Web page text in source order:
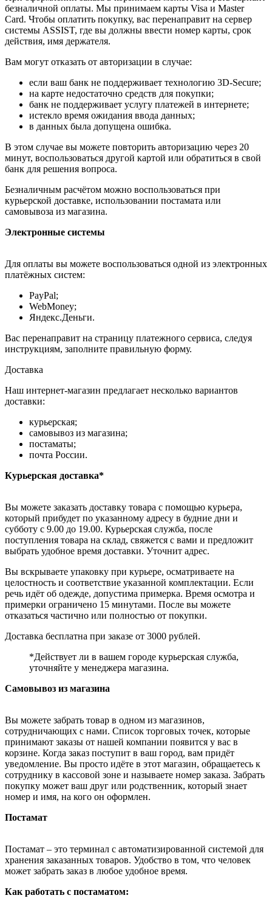
безналичной оплаты. Мы принимаем карты Visa и Master
Card. Чтобы оплатить покупку, вас перенаправит на сервер
системы ASSIST, где вы должны ввести номер карты, срок
действия, имя держателя.
Вам могут отказать от авторизации в случае:
если ваш банк не поддерживает технологию 3D-Secure;
на карте недостаточно средств для покупки;
банк не поддерживает услугу платежей в интернете;
истекло время ожидания ввода данных;
в данных была допущена ошибка.
В этом случае вы можете повторить авторизацию через 20
минут, воспользоваться другой картой или обратиться в свой
банк для решения вопроса.
Безналичным расчётом можно воспользоваться при
курьерской доставке, использовании постамата или
самовывоза из магазина.
Электронные системы
Для оплаты вы можете воспользоваться одной из электронных
платёжных систем:
PayPal;
WebMoney;
Яндекс.Деньги.
Вас перенаправит на страницу платежного сервиса, следуя
инструкциям, заполните правильную форму.
Доставка
Наш интернет-магазин предлагает несколько вариантов
доставки:
курьерская;
самовывоз из магазина;
постаматы;
почта России.
Курьерская доставка*
Вы можете заказать доставку товара с помощью курьера,
который прибудет по указанному адресу в будние дни и
субботу с 9.00 до 19.00. Курьерская служба, после
поступления товара на склад, свяжется с вами и предложит
выбрать удобное время доставки. Уточнит адрес.
Вы вскрываете упаковку при курьере, осматриваете на
целостность и соответствие указанной комплектации. Если
речь идёт об одежде, допустима примерка. Время осмотра и
примерки ограничено 15 минутами. После вы можете
отказаться частично или полностью от покупки.
Доставка бесплатна при заказе от 3000 рублей.
*Действует ли в вашем городе курьерская служба,
уточняйте у менеджера магазина.
Самовывоз из магазина
Вы можете забрать товар в одном из магазинов,
сотрудничающих с нами. Список торговых точек, которые
принимают заказы от нашей компании появится у вас в
корзине. Когда заказ поступит в ваш город, вам придёт
уведомление. Вы просто идёте в этот магазин, обращаетесь к
сотруднику в кассовой зоне и называете номер заказа. Забрать
покупку может ваш друг или родственник, который знает
номер и имя, на кого он оформлен.
Постамат
Постамат – это терминал с автоматизированной системой для
хранения заказанных товаров. Удобство в том, что человек
может забрать заказ в любое удобное время.
Как работать с постаматом: